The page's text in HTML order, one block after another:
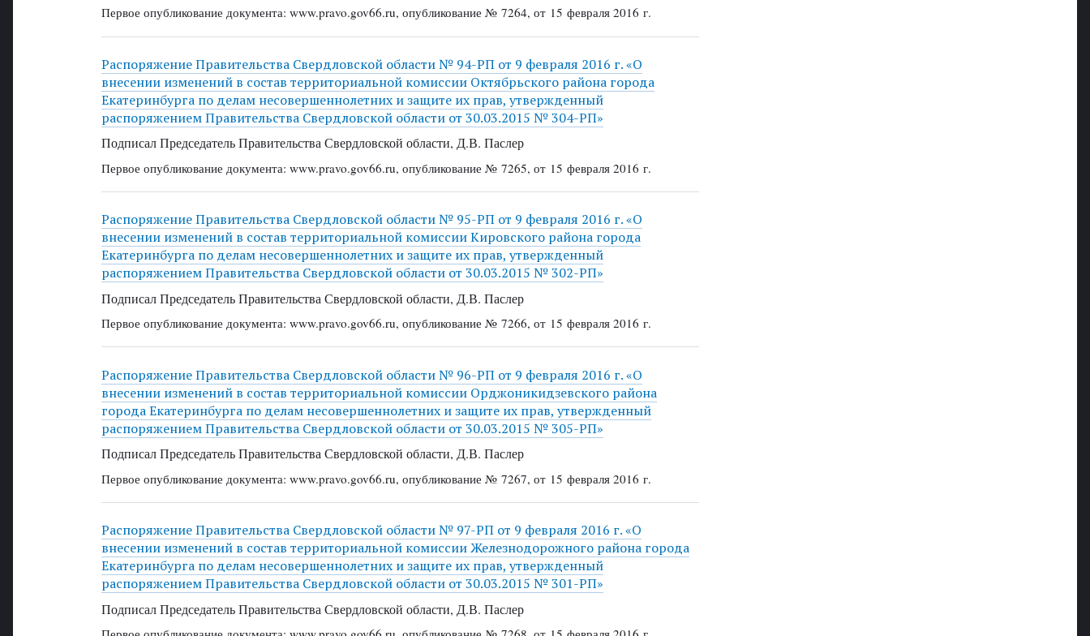
Первое опубликование документа: www.pravo.gov66.ru, опубликование № 7264, от 15 февраля 2016 г.
Распоряжение Правительства Свердловской области № 94-РП от 9 февраля 2016 г. «О
внесении изменений в состав территориальной комиссии Октябрьского района города
Екатеринбурга по делам несовершеннолетних и защите их прав, утвержденный
распоряжением Правительства Свердловской области от 30.03.2015 № 304-РП»
Подписал Председатель Правительства Свердловской области, Д.В. Паслер
Первое опубликование документа: www.pravo.gov66.ru, опубликование № 7265, от 15 февраля 2016 г.
Распоряжение Правительства Свердловской области № 95-РП от 9 февраля 2016 г. «О
внесении изменений в состав территориальной комиссии Кировского района города
Екатеринбурга по делам несовершеннолетних и защите их прав, утвержденный
распоряжением Правительства Свердловской области от 30.03.2015 № 302-РП»
Подписал Председатель Правительства Свердловской области, Д.В. Паслер
Первое опубликование документа: www.pravo.gov66.ru, опубликование № 7266, от 15 февраля 2016 г.
Распоряжение Правительства Свердловской области № 96-РП от 9 февраля 2016 г. «О
внесении изменений в состав территориальной комиссии Орджоникидзевского района
города Екатеринбурга по делам несовершеннолетних и защите их прав, утвержденный
распоряжением Правительства Свердловской области от 30.03.2015 № 305-РП»
Подписал Председатель Правительства Свердловской области, Д.В. Паслер
Первое опубликование документа: www.pravo.gov66.ru, опубликование № 7267, от 15 февраля 2016 г.
Распоряжение Правительства Свердловской области № 97-РП от 9 февраля 2016 г. «О
внесении изменений в состав территориальной комиссии Железнодорожного района города
Екатеринбурга по делам несовершеннолетних и защите их прав, утвержденный
распоряжением Правительства Свердловской области от 30.03.2015 № 301-РП»
Подписал Председатель Правительства Свердловской области, Д.В. Паслер